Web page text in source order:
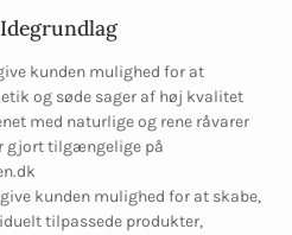
Idegrundlag
kunden mulighed for at
og søde sager af høj kvalitet
med naturlige og rene råvarer
gjort tilgængelige på
give kunden mulighed for at skabe,
tilpassede produkter,